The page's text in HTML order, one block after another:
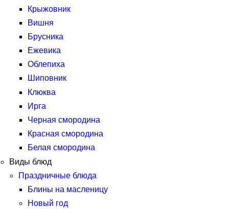
Крыжовник
Вишня
Брусника
Ежевика
Облепиха
Шиповник
Клюква
Ирга
Черная смородина
Красная смородина
Белая смородина
Виды блюд
Праздничные блюда
Блины на масленицу
Новый год